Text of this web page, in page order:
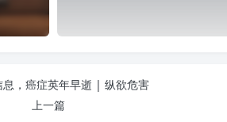
息，癌症英年早逝 | 纵欲危害
上一篇